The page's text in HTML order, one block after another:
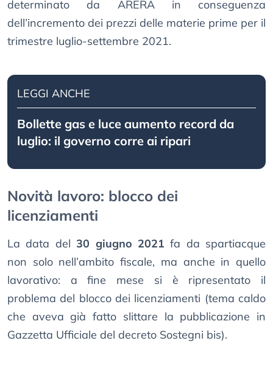
determinato da ARERA in conseguenza
dell’incremento dei prezzi delle materie prime per il
trimestre luglio-settembre 2021.
LEGGI ANCHE
Bollette gas e luce aumento record da
luglio: il governo corre ai ripari
Novità lavoro: blocco dei
licenziamenti
La data del30 giugno 2021 fa da spartiacque
non solo nell’ambito fiscale, ma anche in quello
lavorativo: a fine mese si è ripresentato il
problema del blocco dei licenziamenti (tema caldo
che aveva già fatto slittare la pubblicazione in
Gazzetta Ufficiale del decreto Sostegni bis).